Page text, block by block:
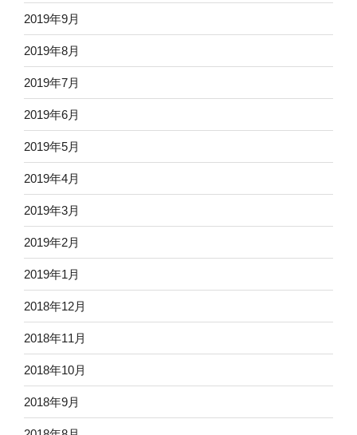
2019年9月
2019年8月
2019年7月
2019年6月
2019年5月
2019年4月
2019年3月
2019年2月
2019年1月
2018年12月
2018年11月
2018年10月
2018年9月